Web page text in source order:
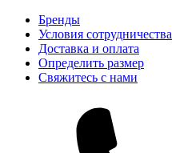
Бренды
Условия сотрудничества
Доставка и оплата
Определить размер
Свяжитесь с нами